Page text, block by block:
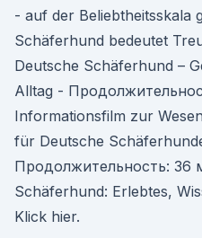
- auf der Beliebtheitsskala
Schäferhund bedeutet
Deutsche Schäferhund –
Alltag -
Informationsfilm zur
für Deutsche
Продолжительность: 36
Schäferhund: Erlebtes,
Klick hier.